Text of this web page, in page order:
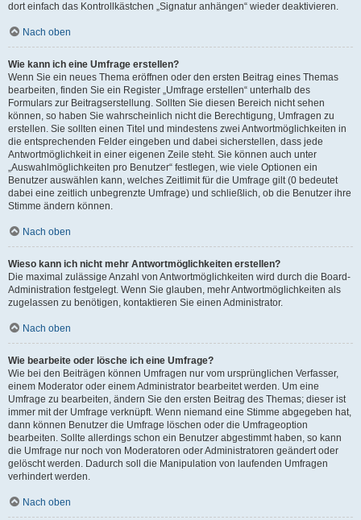
dort einfach das Kontrollkästchen „Signatur anhängen“ wieder deaktivieren.
Nach oben
Wie kann ich eine Umfrage erstellen?
Wenn Sie ein neues Thema eröffnen oder den ersten Beitrag eines Themas
bearbeiten, finden Sie ein Register „Umfrage erstellen“ unterhalb des
Formulars zur Beitragserstellung. Sollten Sie diesen Bereich nicht sehen
können, so haben Sie wahrscheinlich nicht die Berechtigung, Umfragen zu
erstellen. Sie sollten einen Titel und mindestens zwei Antwortmöglichkeiten in
die entsprechenden Felder eingeben und dabei sicherstellen, dass jede
Antwortmöglichkeit in einer eigenen Zeile steht. Sie können auch unter
„Auswahlmöglichkeiten pro Benutzer“ festlegen, wie viele Optionen ein
Benutzer auswählen kann, welches Zeitlimit für die Umfrage gilt (0 bedeutet
dabei eine zeitlich unbegrenzte Umfrage) und schließlich, ob die Benutzer ihre
Stimme ändern können.
Nach oben
Wieso kann ich nicht mehr Antwortmöglichkeiten erstellen?
Die maximal zulässige Anzahl von Antwortmöglichkeiten wird durch die Board-
Administration festgelegt. Wenn Sie glauben, mehr Antwortmöglichkeiten als
zugelassen zu benötigen, kontaktieren Sie einen Administrator.
Nach oben
Wie bearbeite oder lösche ich eine Umfrage?
Wie bei den Beiträgen können Umfragen nur vom ursprünglichen Verfasser,
einem Moderator oder einem Administrator bearbeitet werden. Um eine
Umfrage zu bearbeiten, ändern Sie den ersten Beitrag des Themas; dieser ist
immer mit der Umfrage verknüpft. Wenn niemand eine Stimme abgegeben hat,
dann können Benutzer die Umfrage löschen oder die Umfrageoption
bearbeiten. Sollte allerdings schon ein Benutzer abgestimmt haben, so kann
die Umfrage nur noch von Moderatoren oder Administratoren geändert oder
gelöscht werden. Dadurch soll die Manipulation von laufenden Umfragen
verhindert werden.
Nach oben